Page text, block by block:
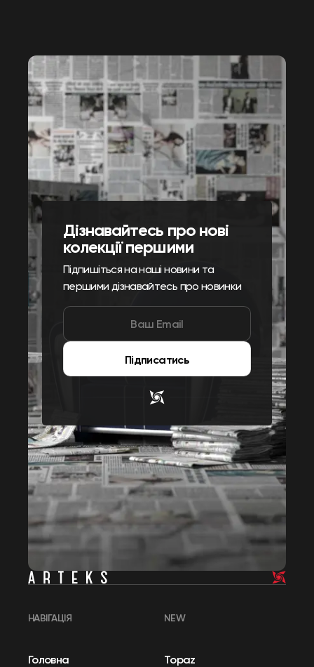
Дізнавайтесь про нові
колекції першими
Підпишіться на наші новини та
першими дізнавайтесь про новинки
Підписатись
НАВІГАЦІЯ
Головна
NEW
Topaz